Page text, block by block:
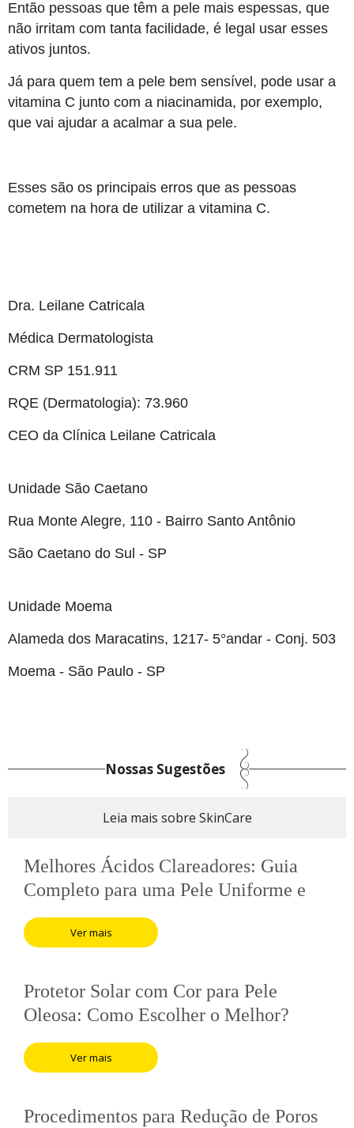
Então pessoas que têm a pele mais espessas, que
não irritam com tanta facilidade, é legal usar esses
ativos juntos.
Já para quem tem a pele bem sensível, pode usar a
vitamina C junto com a niacinamida, por exemplo,
que vai ajudar a acalmar a sua pele.
Esses são os principais erros que as pessoas
cometem na hora de utilizar a vitamina C.
Dra. Leilane Catricala
Médica Dermatologista
CRM SP 151.911
RQE (Dermatologia): 73.960
CEO da Clínica Leilane Catricala
Unidade São Caetano
Rua Monte Alegre, 110 - Bairro Santo Antônio
São Caetano do Sul - SP
Unidade Moema
Alameda dos Maracatins, 1217- 5°andar - Conj. 503
Moema - São Paulo - SP
Nossas Sugestões
Leia mais sobre SkinCare
Melhores Ácidos Clareadores: Guia
Completo para uma Pele Uniforme e
Radiante
Ver mais
Protetor Solar com Cor para Pele
Oleosa: Como Escolher o Melhor?
Ver mais
Procedimentos para Redução de Poros